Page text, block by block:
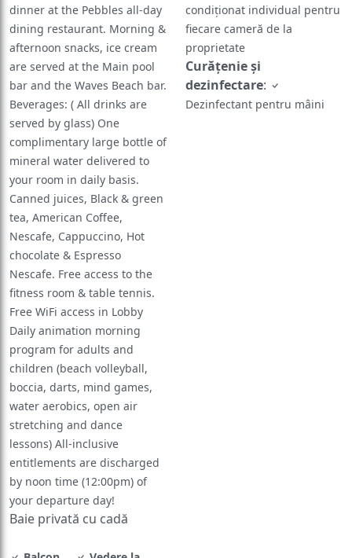
dinner at the Pebbles all-day
dining restaurant. Morning &
afternoon snacks, ice cream
are served at the Main pool
bar and the Waves Beach bar.
Beverages: ( All drinks are
served by glass) One
complimentary large bottle of
mineral water delivered to
your room in daily basis.
Canned juices, Black & green
tea, American Coffee,
Nescafe, Cappuccino, Hot
chocolate & Espresso
Nescafe. Free access to the
fitness room & table tennis.
Free WiFi access in Lobby
Daily animation morning
program for adults and
children (beach volleyball,
boccia, darts, mind games,
water aerobics, open air
stretching and dance
lessons) All-inclusive
entitlements are discharged
by noon time (12:00pm) of
your departure day!
Baie privată cu cadă
condiționat individual pentru
fiecare cameră de la
proprietate
Curățenie și
dezinfectare:
Dezinfectant pentru mâini